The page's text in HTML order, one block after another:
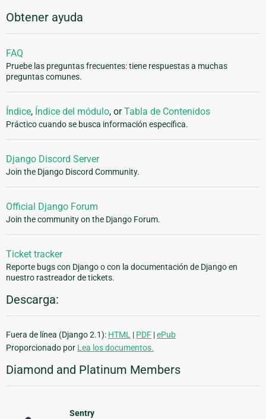
Obtener ayuda
FAQ
Pruebe las preguntas frecuentes: tiene respuestas a muchas
preguntas comunes.
Índice, Índice del módulo, orTabla de Contenidos
Práctico cuando se busca información específica.
Django Discord Server
Join the Django Discord Community.
Official Django Forum
Join the community on the Django Forum.
Ticket tracker
Reporte bugs con Django o con la documentación de Django en
nuestro rastreador de tickets.
Descarga:
Fuera de línea (Django 2.1): HTML | PDF |ePub
Proporcionado por Lea los documentos.
Diamond and Platinum Members
Sentry